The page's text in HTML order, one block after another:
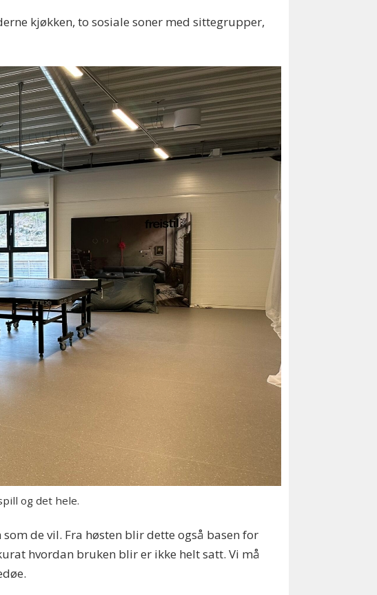
kjøkken, to sosiale soner med sittegrupper,
og det hele.
de vil. Fra høsten blir dette også basen for
hvordan bruken blir er ikke helt satt. Vi må